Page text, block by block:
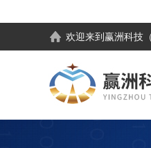
欢迎来到 赢洲科技